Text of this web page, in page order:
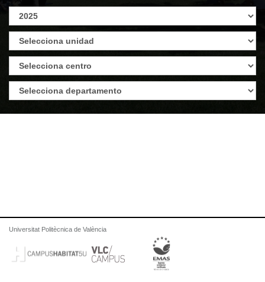
Universitat Politècnica de València